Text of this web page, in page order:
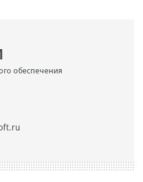
обеспечения